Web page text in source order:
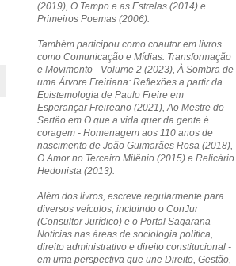
(2019), O Tempo e as Estrelas (2014) e
Primeiros Poemas (2006).
Também participou como coautor em livros
como Comunicação e Mídias: Transformação
e Movimento - Volume 2 (2023), À Sombra de
uma Árvore Freiriana: Reflexões a partir da
Epistemologia de Paulo Freire em
Esperançar Freireano (2021), Ao Mestre do
Sertão em O que a vida quer da gente é
coragem - Homenagem aos 110 anos de
nascimento de João Guimarães Rosa (2018),
O Amor no Terceiro Milênio (2015) e Relicário
Hedonista (2013).
Além dos livros, escreve regularmente para
diversos veículos, incluindo o ConJur
(Consultor Jurídico) e o Portal Sagarana
Notícias nas áreas de sociologia política,
direito administrativo e direito constitucional -
em uma perspectiva que une Direito, Gestão,